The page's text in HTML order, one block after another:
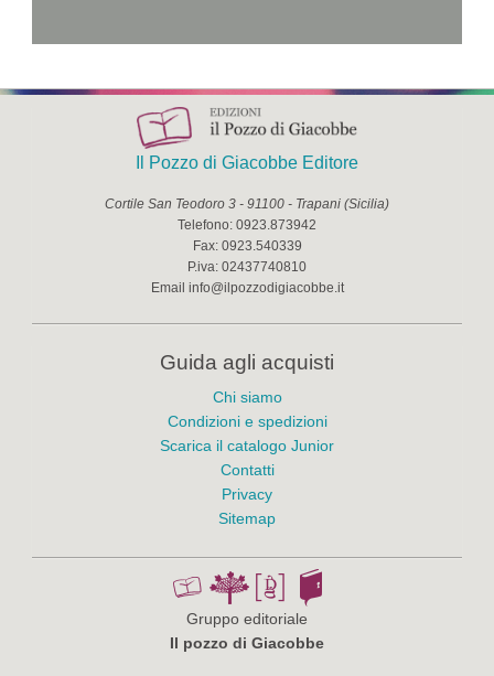
Il Pozzo di Giacobbe Editore
Cortile San Teodoro 3 - 91100 - Trapani (Sicilia)
Telefono: 0923.873942
Fax: 0923.540339
P.iva: 02437740810
Email info@ilpozzodigiacobbe.it
Guida agli acquisti
Chi siamo
Condizioni e spedizioni
Scarica il catalogo Junior
Contatti
Privacy
Sitemap
Gruppo editoriale
Il pozzo di Giacobbe